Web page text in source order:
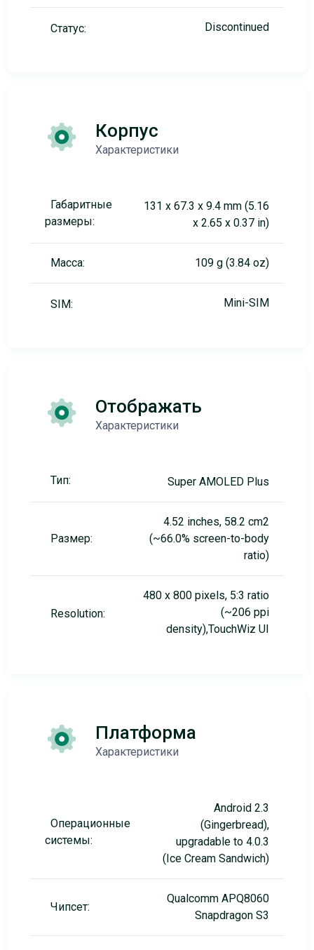
Статус: Discontinued
Корпус
Характеристики
Габаритные
размеры:
131 x 67.3 x 9.4 mm (5.16
x 2.65 x 0.37 in)
Масса: 109 g (3.84 oz)
SIM: Mini-SIM
Отображать
Характеристики
Тип: Super AMOLED Plus
Размер:
4.52 inches, 58.2 cm2
(~66.0% screen-to-body
ratio)
Resolution:
480 x 800 pixels, 5:3 ratio
(~206 ppi
density),TouchWiz UI
Платформа
Характеристики
Операционные
системы:
Android 2.3
(Gingerbread),
upgradable to 4.0.3
(Ice Cream Sandwich)
Чипсет:
Qualcomm APQ8060
Snapdragon S3